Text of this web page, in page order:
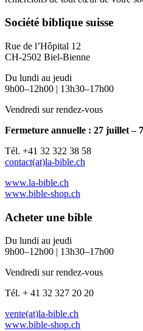
Société biblique suisse
Rue de l’Hôpital 12
CH-2502 Biel-Bienne
Du lundi au jeudi
9h00–12h00 | 13h30–17h00
Vendredi sur rendez-vous
Fermeture annuelle : 27 juillet –
Tél. +41 32 322 38 58
contact(at)la-bible.ch
www.la-bible.ch
www.bible-shop.ch
Acheter une bible
Du lundi au jeudi
9h00–12h00 | 13h30–17h00
Vendredi sur rendez-vous
Tél. + 41 32 327 20 20
vente(at)la-bible.ch
www.bible-shop.ch